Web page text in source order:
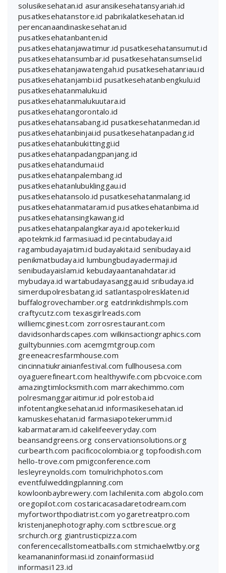
solusikesehatan.id asuransikesehatansyariah.id
pusatkesehatanstore.id pabrikalatkesehatan.id
perencanaandinaskesehatan.id
pusatkesehatanbanten.id
pusatkesehatanjawatimur.id pusatkesehatansumut.id
pusatkesehatansumbar.id pusatkesehatansumsel.id
pusatkesehatanjawatengah.id pusatkesehatanriau.id
pusatkesehatanjambi.id pusatkesehatanbengkulu.id
pusatkesehatanmaluku.id
pusatkesehatanmalukuutara.id
pusatkesehatangorontalo.id
pusatkesehatansabang.id pusatkesehatanmedan.id
pusatkesehatanbinjai.id pusatkesehatanpadang.id
pusatkesehatanbukittinggi.id
pusatkesehatanpadangpanjang.id
pusatkesehatandumai.id
pusatkesehatanpalembang.id
pusatkesehatanlubuklinggau.id
pusatkesehatansolo.id pusatkesehatanmalang.id
pusatkesehatanmataram.id pusatkesehatanbima.id
pusatkesehatansingkawang.id
pusatkesehatanpalangkaraya.id apotekerku.id
apotekmk.id farmasiuad.id pecintabudaya.id
ragambudayajatim.id budayakita.id senibudaya.id
penikmatbudaya.id lumbungbudayadermaji.id
senibudayaislam.id kebudayaantanahdatar.id
mybudaya.id wartabudayasanggau.id sribudaya.id
simerdupolresbatang.id satlantaspolresklaten.id
buffalogrovechamber.org eatdrinkdishmpls.com
craftycutz.com texasgirlreads.com
williemcginest.com zorrosrestaurant.com
davidsonhardscapes.com wilkinsactiongraphics.com
guiltybunnies.com acemgmtgroup.com
greeneacresfarmhouse.com
cincinnatiukrainianfestival.com fullhousesa.com
oyaguerefineart.com healthywife.com pbcvoice.com
amazingtimlocksmith.com marrakechimmo.com
polresmanggaraitimur.id polrestoba.id
infotentangkesehatan.id informasikesehatan.id
kamuskesehatan.id farmasiapotekerumm.id
kabarmataram.id cakelifeeveryday.com
beansandgreens.org conservationsolutions.org
curbearth.com pacificocolombia.org topfoodish.com
hello-trove.com pmigconference.com
lesleyreynolds.com tomulrichphotos.com
eventfulweddingplanning.com
kowloonbaybrewery.com lachilenita.com abgolo.com
oregopilot.com costaricacasadaretodream.com
myfortworthpodiatrist.com yogaretreatpro.com
kristenjanephotography.com sctbrescue.org
srchurch.org giantrusticpizza.com
conferencecallstomeatballs.com stmichaelwtby.org
keamananinformasi.id zonainformasi.id
informasi123.id